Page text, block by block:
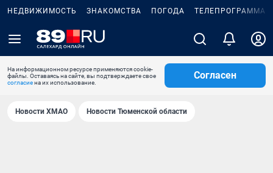
НЕДВИЖИМОСТЬ ЗНАКОМСТВА ПОГОДА ТЕЛЕПРОГРАММА
На информационном ресурсе применяются cookie-
файлы. Оставаясь на сайте, вы подтверждаете свое
согласиена их использование.
Согласен
Новости ХМАО Новости Тюменской области